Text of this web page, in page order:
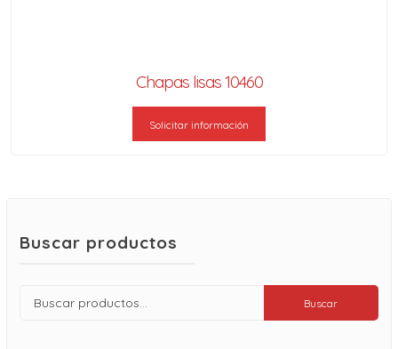
Chapas lisas 10460
Solicitar información
Buscar productos
Buscar
Buscar